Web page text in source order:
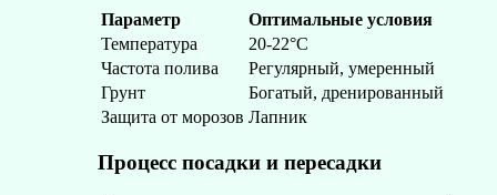
Параметр
Оптимальные условия
Температура
20-22°C
Частота полива
Регулярный, умеренный
Грунт
Богатый, дренированный
Защита от морозов Лапник
Процесс посадки и пересадки